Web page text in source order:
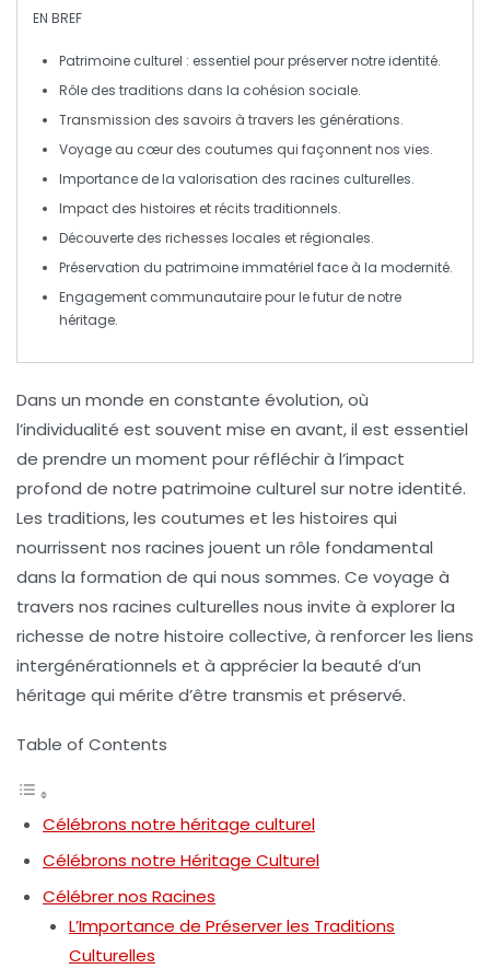
EN BREF
Patrimoine culturel : essentiel pour préserver notreidentité.
Rôle des traditions dans la cohésion sociale.
Transmission des savoirs à travers les générations.
Voyage au cœur des coutumes qui façonnent nos vies.
Importance de la valorisation des racines culturelles.
Impact des histoires etrécits traditionnels.
Découverte des richesses locales et régionales.
Préservation du patrimoine immatériel face à la modernité.
Engagement communautairepour le futur de notre
héritage.
Dans un monde en constante évolution, où
l’individualité est souvent mise en avant, il est essentiel
de prendre un moment pour réfléchir à l’impact
profond de notre patrimoine culturel sur notre identité.
Les traditions, les coutumes et les histoires qui
nourrissent nos racines jouent un rôle fondamental
dans la formation de qui nous sommes. Ce voyage à
travers nos racines culturelles nous invite à explorer la
richesse de notre histoire collective, à renforcer les liens
intergénérationnels et à apprécier la beauté d’un
héritage qui mérite d’être transmis et préservé.
Table of Contents
Célébrons notre héritage culturel
Célébrons notre Héritage Culturel
Célébrer nos Racines
L’Importance de Préserver les Traditions
Culturelles